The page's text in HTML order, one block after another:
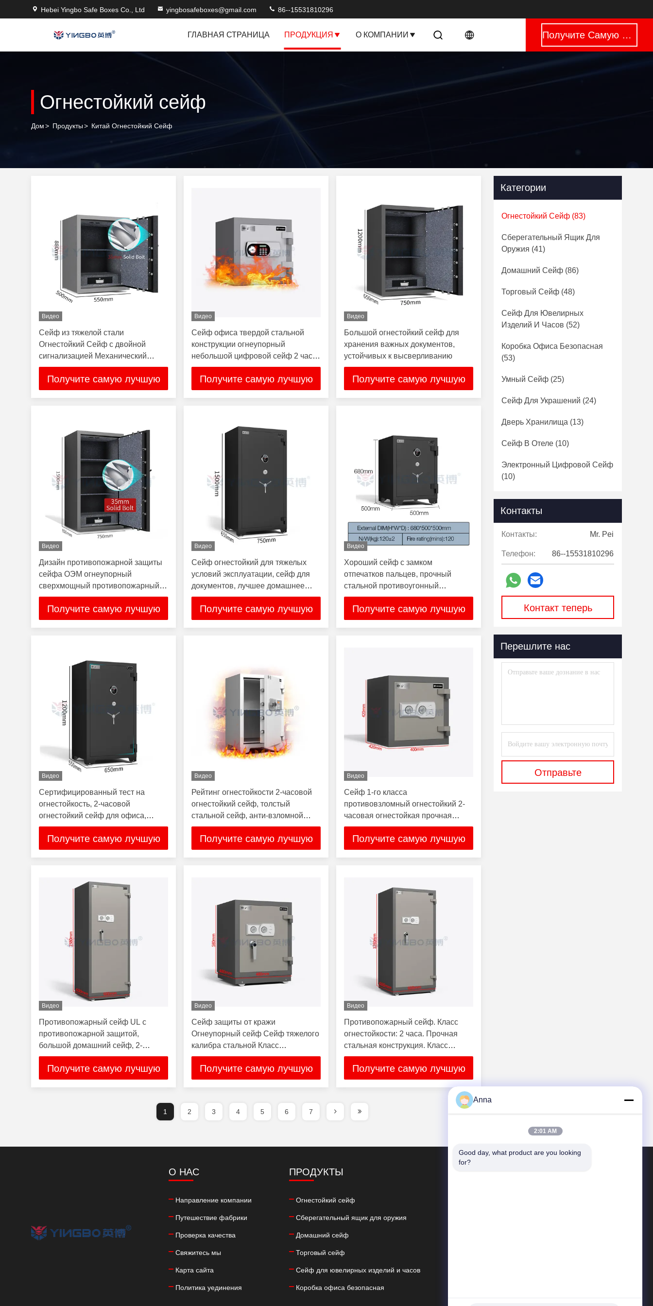
Hebei Yingbo Safe Boxes Co., Ltd yingbosafeboxes@gmail.com 86--15531810296
ГЛАВНАЯ СТРАНИЦА ПРОДУКЦИЯ О КОМПАНИИ Получите Самую Лучшую Цену
Огнестойкий сейф
Дом> Продукты> Китай Огнестойкий Сейф
Видео
Сейф из тяжелой стали
Огнестойкий Сейф с двойной
сигнализацией Механический
замок 2 часа Огнестойкий
Получите самую лучшую
Видео
Сейф офиса твердой стальной
конструкции огнеупорный
небольшой цифровой сейф 2 часа
огнеупорный
Получите самую лучшую
Видео
Большой огнестойкий сейф для
хранения важных документов,
устойчивых к высверливанию
Получите самую лучшую
Видео
Дизайн противопожарной защиты
сейфа ОЭМ огнеупорный
сверхмощный противопожарный
безопасный множественный
Получите самую лучшую
Видео
Сейф огнестойкий для тяжелых
условий эксплуатации, сейф для
документов, лучшее домашнее
хранилище для личных вещей
Получите самую лучшую
Видео
Хороший сейф с замком
отпечатков пальцев, прочный
стальной противоугонный
пожаробезопасный сейф
Получите самую лучшую
Видео
Сертифицированный тест на
огнестойкость, 2-часовой
огнестойкий сейф для офиса,
офисный сейф
Получите самую лучшую
Видео
Рейтинг огнестойкости 2-часовой
огнестойкий сейф, толстый
стальной сейф, анти-взломной
сейф
Получите самую лучшую
Видео
Сейф 1-го класса
противовзломный огнестойкий 2-
часовая огнестойкая прочная
стальная конструкция
Получите самую лучшую
Видео
Противопожарный сейф UL с
противопожарной защитой,
большой домашний сейф, 2-
часовой огнестойкий стальной
сейф
Получите самую лучшую
Видео
Сейф защиты от кражи
Огнеупорный сейф Сейф тяжелого
калибра стальной Класс
огнестойкости UL
Получите самую лучшую
Видео
Противопожарный сейф. Класс
огнестойкости: 2 часа. Прочная
стальная конструкция. Класс
пожарной безопасности Ul.
Получите самую лучшую
Категории
Огнестойкий Сейф (83)
Сберегательный Ящик Для
Оружия (41)
Домашний Сейф (86)
Торговый Сейф (48)
Сейф Для Ювелирных
Изделий И Часов (52)
Коробка Офиса Безопасная
(53)
Умный Сейф (25)
Сейф Для Украшений (24)
Дверь Хранилища (13)
Сейф В Отеле (10)
Электронный Цифровой Сейф
(10)
Контакты
Контакты: Mr. Pei
Телефон: 86--15531810296
Контакт теперь
Перешлите нас
Отправьте
1 2 3 4 5 6 7
О НАС
Направление компании
Путешествие фабрики
Проверка качества
Свяжитесь мы
Карта сайта
Политика уединения
ПРОДУКТЫ
Огнестойкий сейф
Сберегательный ящик для оружия
Домашний сейф
Торговый сейф
Сейф для ювелирных изделий и часов
Коробка офиса безопасная
Anna
2:01 AM
Good day, what product are you looking
for?